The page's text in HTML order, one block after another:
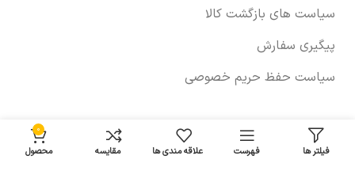
سیاست های بازگشت کالا
پیگیری سفارش
سیاست حفظ حریم خصوصی
خودروها
فیلتر ها فهرست علاقه مندی ها مقایسه
0
محصول